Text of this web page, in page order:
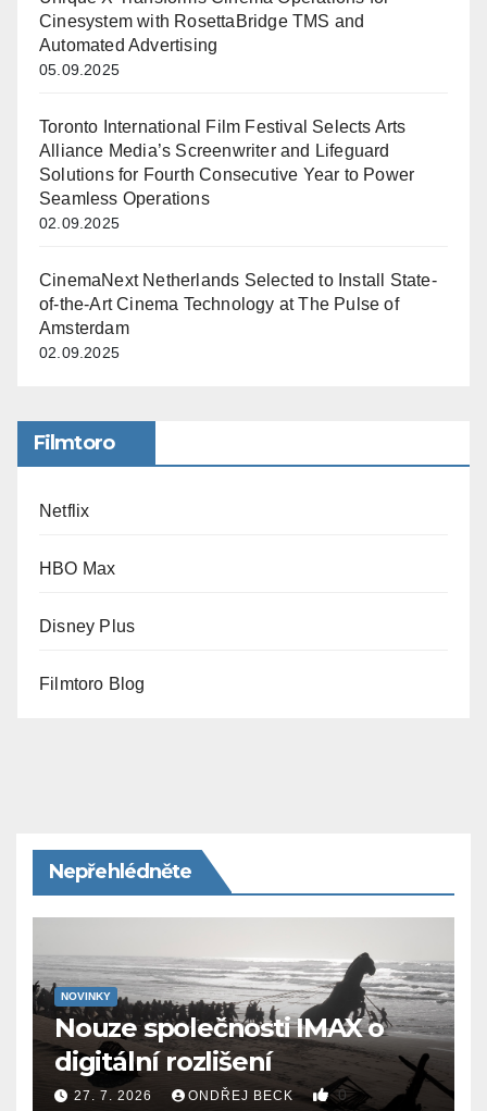
Cinesystem with RosettaBridge TMS and
Automated Advertising
05.09.2025
Toronto International Film Festival Selects Arts
Alliance Media’s Screenwriter and Lifeguard
Solutions for Fourth Consecutive Year to Power
Seamless Operations
02.09.2025
CinemaNext Netherlands Selected to Install State-
of-the-Art Cinema Technology at The Pulse of
Amsterdam
02.09.2025
Filmtoro
Netflix
HBO Max
Disney Plus
Filmtoro Blog
Nepřehlédněte
NOVINKY
Nouze společnosti IMAX o
digitální rozlišení
27. 7. 2026 ONDŘEJ BECK 0